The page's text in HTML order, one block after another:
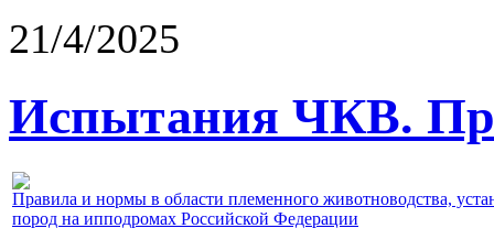
21/4/2025
Испытания ЧКВ.
Правила и нормы в области племенного животноводства,
пород на ипподромах Российской Федерации